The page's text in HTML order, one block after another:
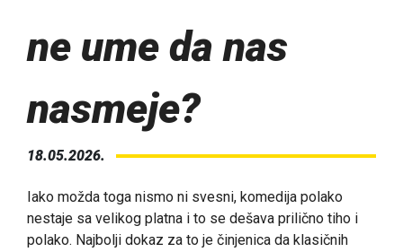
ne ume da nas
nasmeje?
18.05.2026.
Iako možda toga nismo ni svesni, komedija polako
nestaje sa velikog platna i to se dešava prilično tiho i
polako. Najbolji dokaz za to je činjenica da klasičnih